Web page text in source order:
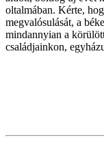
oltalmában. Kérte,
megvalósulását, a
mindannyian a
családjainkon,